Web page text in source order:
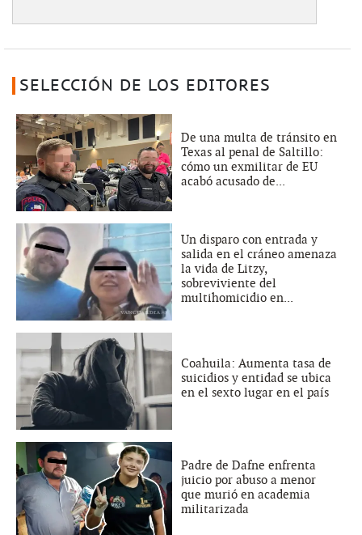
SELECCIÓN DE LOS EDITORES
De una multa de tránsito en
Texas al penal de Saltillo:
cómo un exmilitar de EU
acabó acusado de...
Un disparo con entrada y
salida en el cráneo amenaza
la vida de Litzy,
sobreviviente del
multihomicidio en...
Coahuila: Aumenta tasa de
suicidios y entidad se ubica
en el sexto lugar en el país
Padre de Dafne enfrenta
juicio por abuso a menor
que murió en academia
militarizada